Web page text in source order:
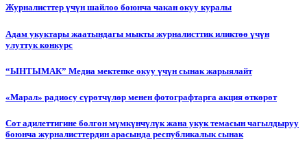
Журналисттер үчүн шайлоо боюнча чакан окуу куралы
Адам укуктары жаатындагы мыкты журналисттик иликтөө үчүн
улуттук конкурс
“ЫНТЫМАК” Медиа мектепке окуу үчүн сынак жарыялайт
«Марал» радиосу сүрөтчүлөр менен фотографтарга акция өткөрөт
Сот адилеттигине болгон мүмкүнчүлүк жана укук темасын чагылдыруу
боюнча журналисттердин арасында республикалык сынак